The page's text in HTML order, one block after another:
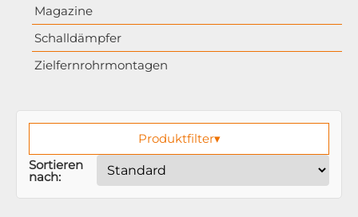
Magazine
Schalldämpfer
Zielfernrohrmontagen
Produktfilter▾
Sortieren
nach: